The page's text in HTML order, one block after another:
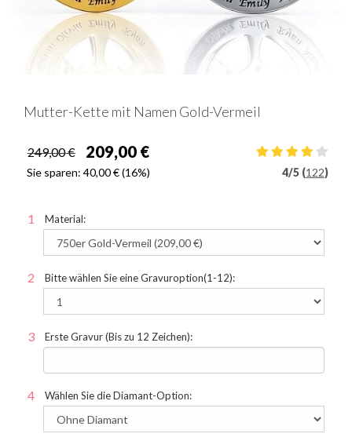
Mutter-Kette mit Namen Gold-Vermeil
249,00 € 209,00 €
Sie sparen: 40,00 €(16%) 4/5 (122)
Material:
Bitte wählen Sie eine Gravuroption(1-12):
Erste Gravur (Bis zu 12 Zeichen):
Wählen Sie die Diamant-Option: